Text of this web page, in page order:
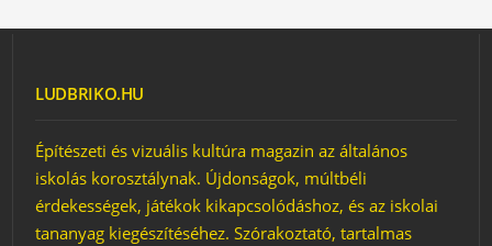
LUDBRIKO.HU
Építészeti és vizuális kultúra magazin az általános
iskolás korosztálynak. Újdonságok, múltbéli
érdekességek, játékok kikapcsolódáshoz, és az iskolai
tananyag kiegészítéséhez. Szórakoztató, tartalmas